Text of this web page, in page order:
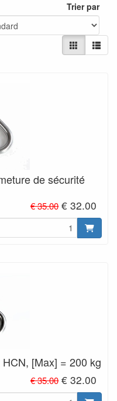
Trier par
de sécurité
€ 35.00 € 32.00
[Max] = 200 kg
€ 35.00 € 32.00